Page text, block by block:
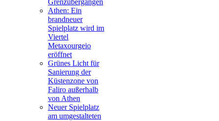
Grenzübergängen
Athen: Ein
brandneuer
Spielplatz wird im
Viertel
Metaxourgeio
eröffnet
Grünes Licht für
Sanierung der
Küstenzone von
Faliro außerhalb
von Athen
Neuer Spielplatz
am umgestalteten